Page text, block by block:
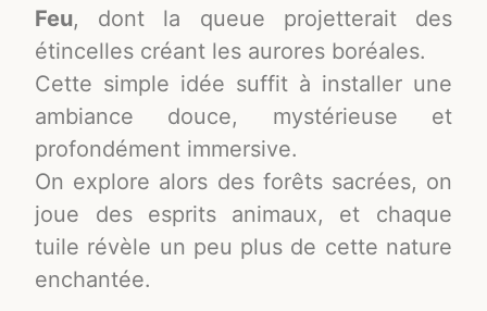
Feu, dont la queue projetterait des
étincelles créant les aurores boréales.
Cette simple idée suffit à installer une
ambiance douce, mystérieuse et
profondément immersive.
On explore alors des forêts sacrées, on
joue des esprits animaux, et chaque
tuile révèle un peu plus de cette nature
enchantée.